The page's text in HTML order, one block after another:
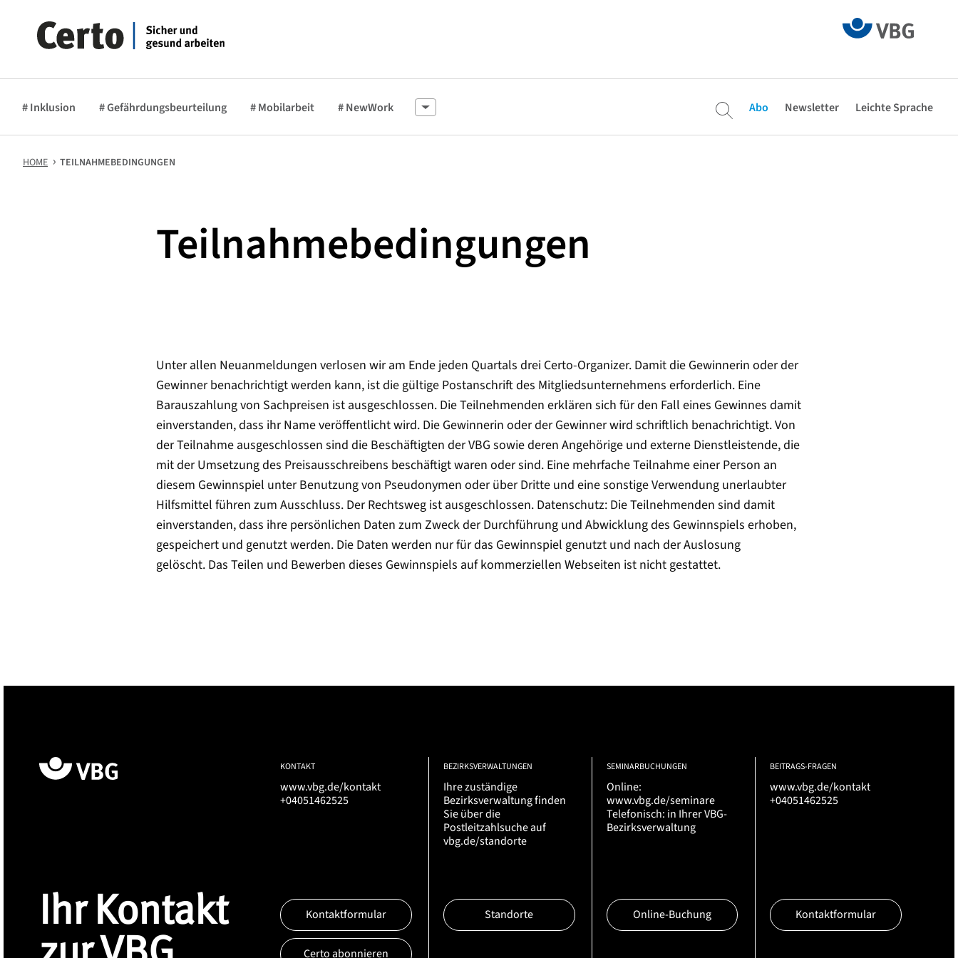
# Inklusion # Gefährdungsbeurteilung # Mobilarbeit # NewWork Abo Newsletter Leichte Sprache
HOME TEILNAHMEBEDINGUNGEN
Teilnahmebedingungen
Unter allen Neuanmeldungen verlosen wir am Ende jeden Quartals drei Certo-Organizer. Damit die Gewinnerin oder der
Gewinner benachrichtigt werden kann, ist die gültige Postanschrift des Mitgliedsunternehmens erforderlich. Eine
Barauszahlung von Sachpreisen ist ausgeschlossen. Die Teilnehmenden erklären sich für den Fall eines Gewinnes damit
einverstanden, dass ihr Name veröffentlicht wird. Die Gewinnerin oder der Gewinner wird schriftlich benachrichtigt. Von
der Teilnahme ausgeschlossen sind die Beschäftigten der VBG sowie deren Angehörige und externe Dienstleistende, die
mit der Umsetzung des Preisausschreibens beschäftigt waren oder sind. Eine mehrfache Teilnahme einer Person an
diesem Gewinnspiel unter Benutzung von Pseudonymen oder über Dritte und eine sonstige Verwendung unerlaubter
Hilfsmittel führen zum Ausschluss. Der Rechtsweg ist ausgeschlossen. Datenschutz: Die Teilnehmenden sind damit
einverstanden, dass ihre persönlichen Daten zum Zweck der Durchführung und Abwicklung des Gewinnspiels erhoben,
gespeichert und genutzt werden. Die Daten werden nur für das Gewinnspiel genutzt und nach der Auslosung
gelöscht. Das Teilen und Bewerben dieses Gewinnspiels auf kommerziellen Webseiten ist nicht gestattet.
Ihr Kontakt
KONTAKT
www.vbg.de/kontakt
+04051462525
Kontaktformular
Certo abonnieren
BEZIRKSVERWALTUNGEN
Ihre zuständige
Bezirksverwaltung finden
Sie über die
Postleitzahlsuche auf
vbg.de/standorte
Standorte
SEMINARBUCHUNGEN
Online:
www.vbg.de/seminare
Telefonisch: in Ihrer VBG-
Bezirksverwaltung
Online-Buchung
BEITRAGS-FRAGEN
www.vbg.de/kontakt
+04051462525
Kontaktformular